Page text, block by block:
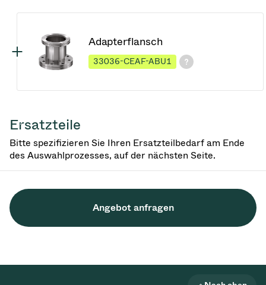
Adapterflansch
33036-CEAF-ABU1
Ersatzteile
Bitte spezifizieren Sie Ihren Ersatzteilbedarf am Ende
des Auswahlprozesses, auf der nächsten Seite.
Angebot anfragen